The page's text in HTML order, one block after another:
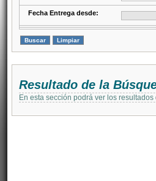
Fecha Entrega desde:
Resultado de la
En esta sección podrá ver los